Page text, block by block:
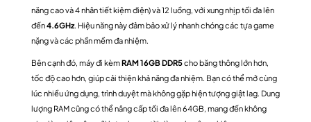
năng cao và 4 nhân tiết kiệm điện) và 12 luồng, với xung nhịp tối đa lên
đến4.6GHz. Hiệu năng này đảm bảo xử lý nhanh chóng các tựa game
nặng và các phần mềm đa nhiệm.
Bên cạnh đó, máy đi kèmRAM 16GB DDR5cho băng thông lớn hơn,
tốc độ cao hơn, giúp cải thiện khả năng đa nhiệm. Bạn có thể mở cùng
lúc nhiều ứng dụng, trình duyệt mà không gặp hiện tượng giật lag. Dung
lượng RAM cũng có thể nâng cấp tối đa lên 64GB, mang đến không